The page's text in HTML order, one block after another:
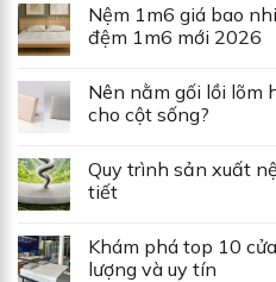
Nệm 1m6 giá bao
đệm 1m6 mới 2026
Nên nằm gối lồi
cho cột sống?
Quy trình sản xuất
tiết
Khám phá top 10
lượng và uy tín